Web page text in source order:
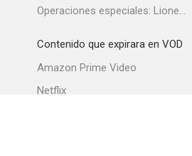
Operaciones especiales: Lioness
Contenido que expirara en VOD
Amazon Prime Video
Netflix